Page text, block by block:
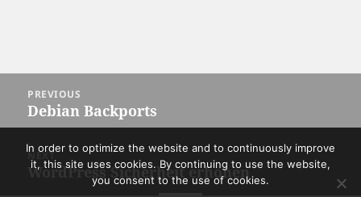
navigation
PREVIOUS
Previous
post:
Debian Backports
NEXT
Next
WordPress Sicherheit erhöhen
In order to optimize the website and to continuously improve
it, this site uses cookies. By continuing to use the website,
you consent to the use of cookies.